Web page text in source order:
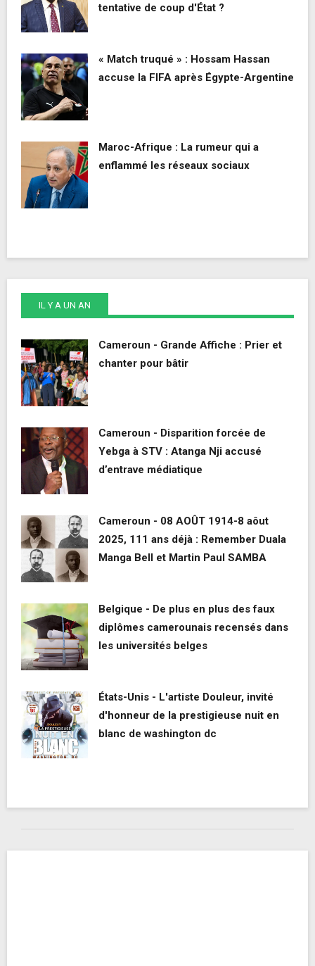
tentative de coup d'État ?
« Match truqué » : Hossam Hassan
accuse la FIFA après Égypte-Argentine
Maroc-Afrique : La rumeur qui a
enflammé les réseaux sociaux
IL Y A UN AN
Cameroun - Grande Affiche : Prier et
chanter pour bâtir
Cameroun - Disparition forcée de
Yebga à STV : Atanga Nji accusé
d’entrave médiatique
Cameroun - 08 AOÛT 1914-8 aôut
2025, 111 ans déjà : Remember Duala
Manga Bell et Martin Paul SAMBA
Belgique - De plus en plus des faux
diplômes camerounais recensés dans
les universités belges
États-Unis - L'artiste Douleur, invité
d'honneur de la prestigieuse nuit en
blanc de washington dc